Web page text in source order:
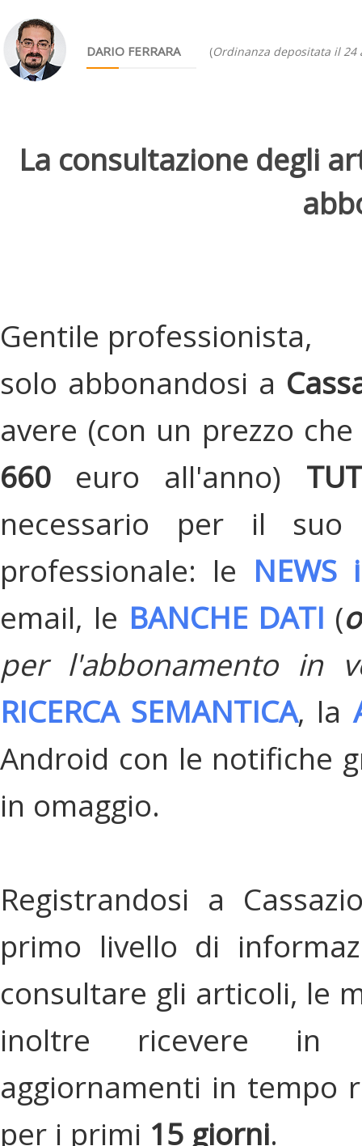
DARIO FERRARA (Ordinanza depositata il 24
La consultazione degli
Gentile professionista,
solo abbonandosi a
avere (con un prezzo
660 euro all'anno)
necessario per il suo
professionale: le
email, le BANCHE DATI (
per l'abbonamento in
RICERCA SEMANTICA, la
Android con le notifiche
in omaggio.
Registrandosi a
primo livello di
consultare gli articoli, le
inoltre ricevere in
aggiornamenti in tempo
per i primi 15 giorni.